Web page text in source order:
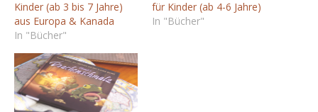
Kinder (ab 3 bis 7 Jahre)
aus Europa & Kanada
In "Bücher"
für Kinder (ab 4-6 Jahre)
In "Bücher"